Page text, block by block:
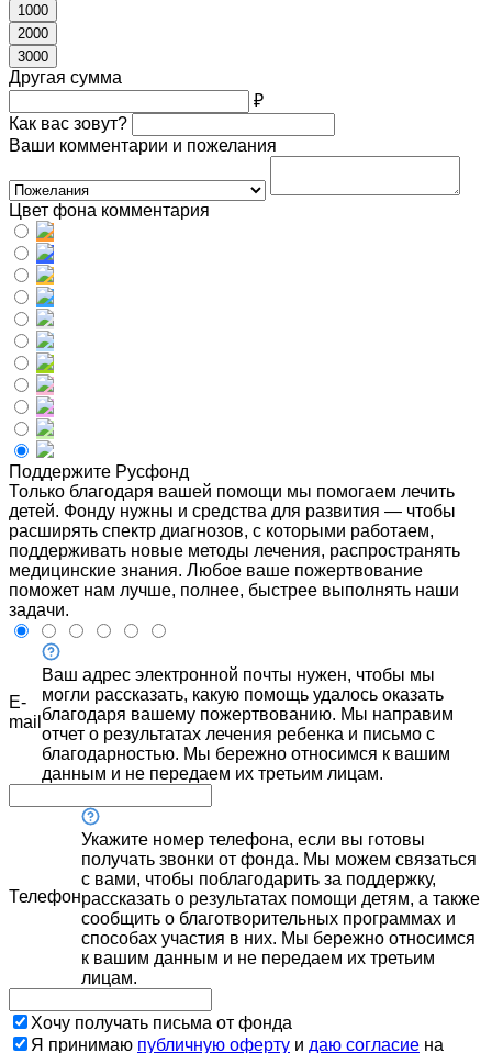
1000
2000
3000
Другая сумма
₽
Как вас зовут?
Ваши комментарии и пожелания
Цвет фона комментария
Поддержите Русфонд
Только благодаря вашей помощи мы помогаем лечить
детей. Фонду нужны и средства для развития — чтобы
расширять спектр диагнозов, с которыми работаем,
поддерживать новые методы лечения, распространять
медицинские знания. Любое ваше пожертвование
поможет нам лучше, полнее, быстрее выполнять наши
задачи.
E-
mail
Ваш адрес электронной почты нужен, чтобы мы
могли рассказать, какую помощь удалось оказать
благодаря вашему пожертвованию. Мы направим
отчет о результатах лечения ребенка и письмо с
благодарностью. Мы бережно относимся к вашим
данным и не передаем их третьим лицам.
Телефон
Укажите номер телефона, если вы готовы
получать звонки от фонда. Мы можем связаться
с вами, чтобы поблагодарить за поддержку,
рассказать о результатах помощи детям, а также
сообщить о благотворительных программах и
способах участия в них. Мы бережно относимся
к вашим данным и не передаем их третьим
лицам.
Хочу получать письма от фонда
Я принимаю публичную оферту и даю согласие на